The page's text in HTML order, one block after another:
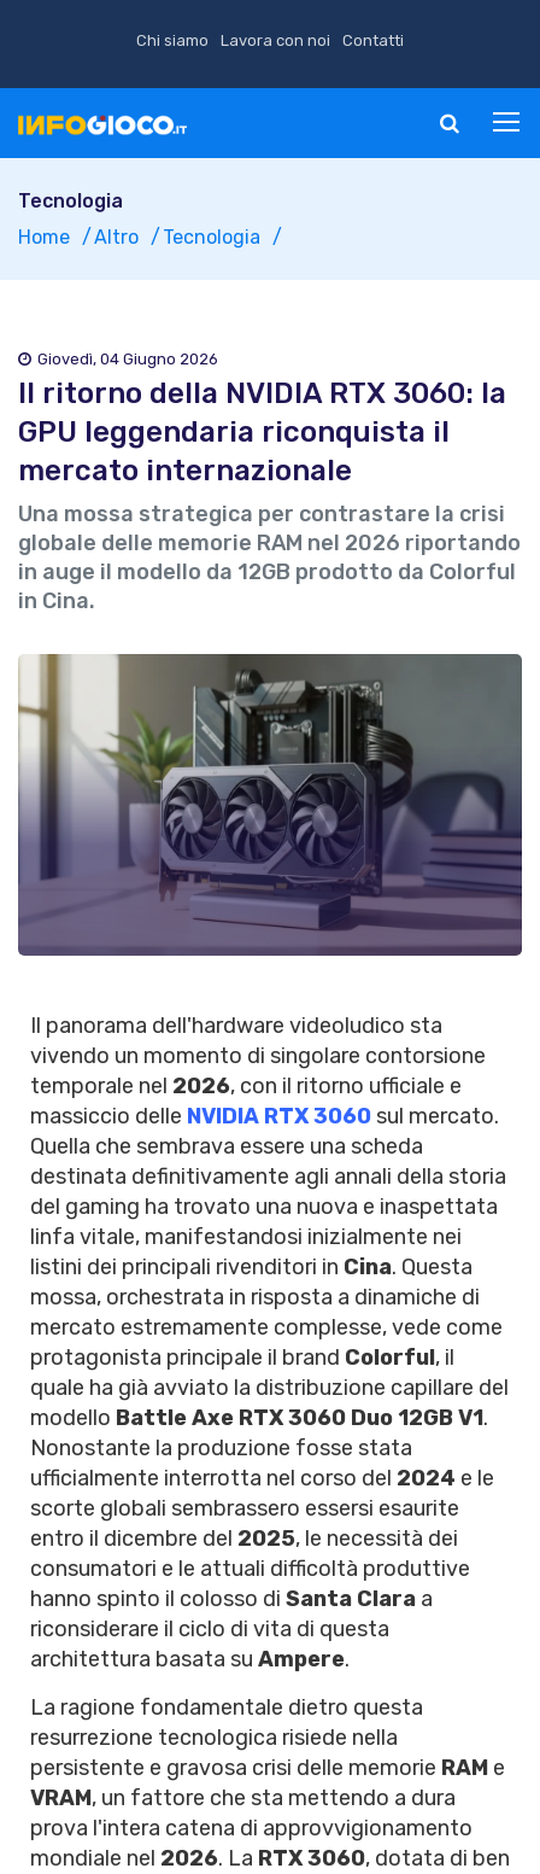
Chi siamo Lavora con noi Contatti
Tecnologia
Home
Altro Tecnologia
Giovedì, 04 Giugno 2026
Il ritorno della NVIDIA RTX 3060: la
GPU leggendaria riconquista il
mercato internazionale
Una mossa strategica per contrastare la crisi
globale delle memorie RAM nel 2026 riportando
in auge il modello da 12GB prodotto da Colorful
in Cina.
Il panorama dell'hardware videoludico sta
vivendo un momento di singolare contorsione
temporale nel 2026, con il ritorno ufficiale e
massiccio delle NVIDIA RTX 3060 sul mercato.
Quella che sembrava essere una scheda
destinata definitivamente agli annali della storia
del gaming ha trovato una nuova e inaspettata
linfa vitale, manifestandosi inizialmente nei
listini dei principali rivenditori in Cina. Questa
mossa, orchestrata in risposta a dinamiche di
mercato estremamente complesse, vede come
protagonista principale il brand Colorful, il
quale ha già avviato la distribuzione capillare del
modello Battle Axe RTX 3060 Duo 12GB V1.
Nonostante la produzione fosse stata
ufficialmente interrotta nel corso del 2024 e le
scorte globali sembrassero essersi esaurite
entro il dicembre del 2025, le necessità dei
consumatori e le attuali difficoltà produttive
hanno spinto il colosso di Santa Clara a
riconsiderare il ciclo di vita di questa
architettura basata su Ampere.
La ragione fondamentale dietro questa
resurrezione tecnologica risiede nella
persistente e gravosa crisi delle memorie RAM e
VRAM, un fattore che sta mettendo a dura
prova l'intera catena di approvvigionamento
mondiale nel 2026. La RTX 3060, dotata di ben